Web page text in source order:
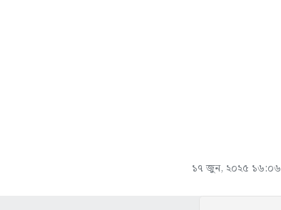
১৭ জুন, ২০২৫ ১৬:০৬